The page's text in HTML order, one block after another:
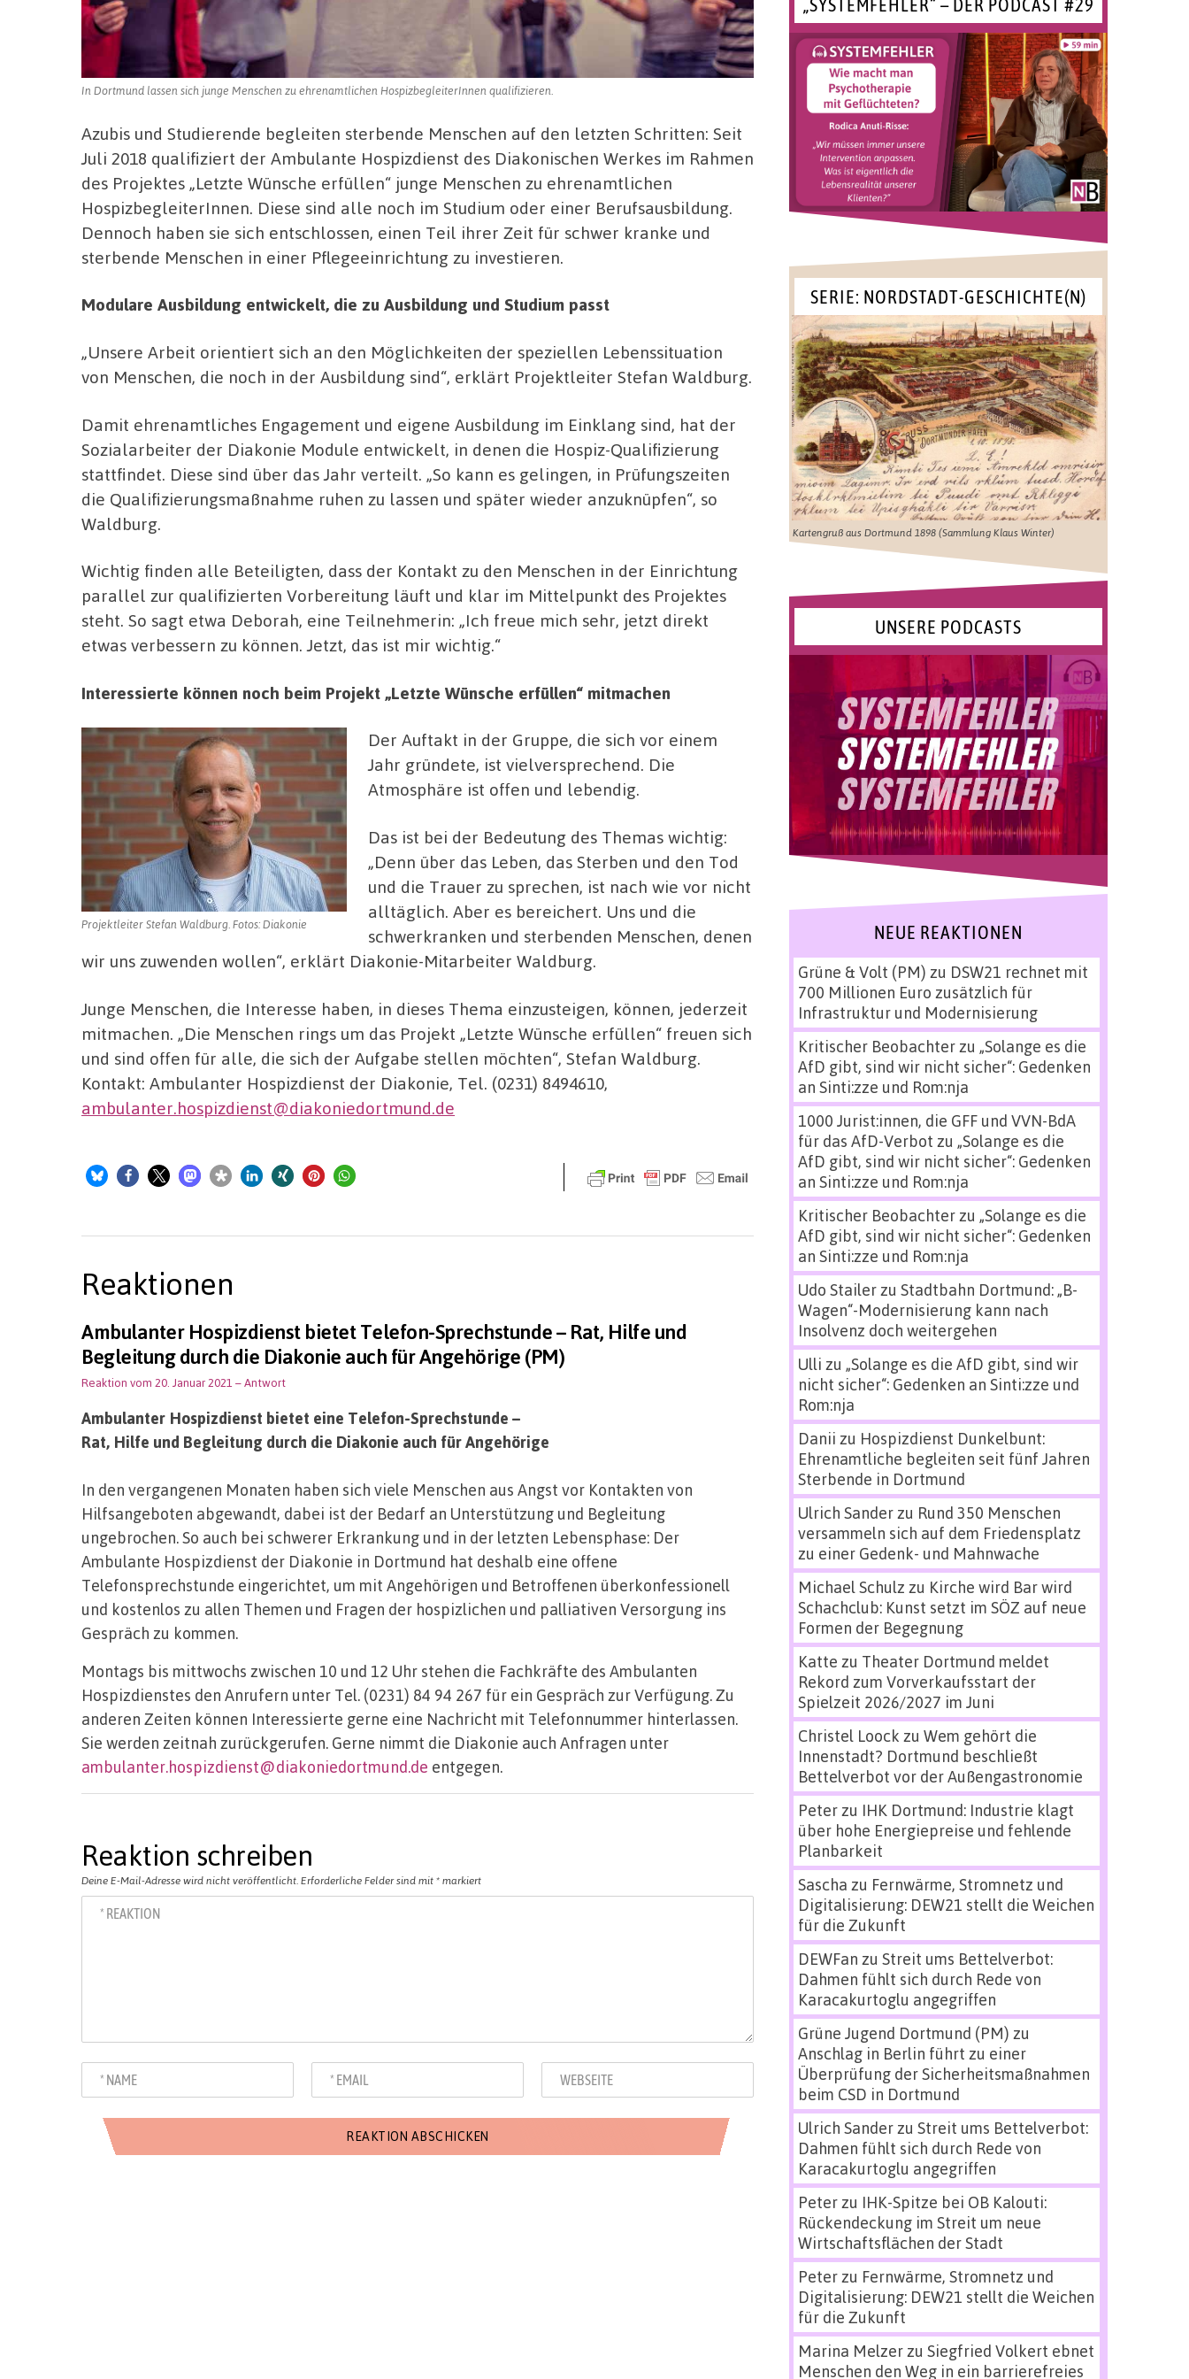
In Dortmund lassen sich junge Menschen zu ehrenamtlichen HospizbegleiterInnen qualifizieren.
Azubis und Studierende begleiten sterbende Menschen auf den letzten Schritten: Seit
Juli 2018 qualifiziert der Ambulante Hospizdienst des Diakonischen Werkes im Rahmen
des Projektes „Letzte Wünsche erfüllen“ junge Menschen zu ehrenamtlichen
HospizbegleiterInnen. Diese sind alle noch im Studium oder einer Berufsausbildung.
Dennoch haben sie sich entschlossen, einen Teil ihrer Zeit für schwer kranke und
sterbende Menschen in einer Pflegeeinrichtung zu investieren.
Modulare Ausbildung entwickelt, die zu Ausbildung und Studium passt
„Unsere Arbeit orientiert sich an den Möglichkeiten der speziellen Lebenssituation
von Menschen, die noch in der Ausbildung sind“, erklärt Projektleiter Stefan Waldburg.
Damit ehrenamtliches Engagement und eigene Ausbildung im Einklang sind, hat der
Sozialarbeiter der Diakonie Module entwickelt, in denen die Hospiz-Qualifizierung
stattfindet. Diese sind über das Jahr verteilt. „So kann es gelingen, in Prüfungszeiten
die Qualifizierungsmaßnahme ruhen zu lassen und später wieder anzuknüpfen“, so
Waldburg.
Wichtig finden alle Beteiligten, dass der Kontakt zu den Menschen in der Einrichtung
parallel zur qualifizierten Vorbereitung läuft und klar im Mittelpunkt des Projektes
steht. So sagt etwa Deborah, eine Teilnehmerin: „Ich freue mich sehr, jetzt direkt
etwas verbessern zu können. Jetzt, das ist mir wichtig.“
Interessierte können noch beim Projekt „Letzte Wünsche erfüllen“ mitmachen
Projektleiter Stefan Waldburg. Fotos: Diakonie
Der Auftakt in der Gruppe, die sich vor einem
Jahr gründete, ist vielversprechend. Die
Atmosphäre ist offen und lebendig.
Das ist bei der Bedeutung des Themas wichtig:
„Denn über das Leben, das Sterben und den Tod
und die Trauer zu sprechen, ist nach wie vor nicht
alltäglich. Aber es bereichert. Uns und die
schwerkranken und sterbenden Menschen, denen
wir uns zuwenden wollen“, erklärt Diakonie-Mitarbeiter Waldburg.
Junge Menschen, die Interesse haben, in dieses Thema einzusteigen, können, jederzeit
mitmachen. „Die Menschen rings um das Projekt „Letzte Wünsche erfüllen“ freuen sich
und sind offen für alle, die sich der Aufgabe stellen möchten“, Stefan Waldburg.
Kontakt: Ambulanter Hospizdienst der Diakonie, Tel. (0231) 8494610,
ambulanter.hospizdienst@diakoniedortmund.de
Reaktionen
Ambulanter Hospizdienst bietet Telefon-Sprechstunde – Rat, Hilfe und
Begleitung durch die Diakonie auch für Angehörige (PM)
Reaktion vom 20. Januar 2021 – Antwort
Ambulanter Hospizdienst bietet eine Telefon-Sprechstunde –
Rat, Hilfe und Begleitung durch die Diakonie auch für Angehörige
In den vergangenen Monaten haben sich viele Menschen aus Angst vor Kontakten von
Hilfsangeboten abgewandt, dabei ist der Bedarf an Unterstützung und Begleitung
ungebrochen. So auch bei schwerer Erkrankung und in der letzten Lebensphase: Der
Ambulante Hospizdienst der Diakonie in Dortmund hat deshalb eine offene
Telefonsprechstunde eingerichtet, um mit Angehörigen und Betroffenen überkonfessionell
und kostenlos zu allen Themen und Fragen der hospizlichen und palliativen Versorgung ins
Gespräch zu kommen.
Montags bis mittwochs zwischen 10 und 12 Uhr stehen die Fachkräfte des Ambulanten
Hospizdienstes den Anrufern unter Tel. (0231) 84 94 267 für ein Gespräch zur Verfügung. Zu
anderen Zeiten können Interessierte gerne eine Nachricht mit Telefonnummer hinterlassen.
Sie werden zeitnah zurückgerufen. Gerne nimmt die Diakonie auch Anfragen unter
ambulanter.hospizdienst@diakoniedortmund.de entgegen.
Reaktion schreiben
Deine E-Mail-Adresse wird nicht veröffentlicht. Erforderliche Felder sind mit * markiert
„SYSTEMFEHLER“ – DER PODCAST #29
SERIE: NORDSTADT-GESCHICHTE(N)
Kartengruß aus Dortmund 1898 (Sammlung Klaus Winter)
UNSERE PODCASTS
NEUE REAKTIONEN
Grüne & Volt (PM) zu DSW21 rechnet mit
700 Millionen Euro zusätzlich für
Infrastruktur und Modernisierung
Kritischer Beobachterzu „Solange es die
AfD gibt, sind wir nicht sicher“: Gedenken
an Sinti:zze und Rom:nja
1000 Jurist:innen, die GFF und VVN-BdA
für das AfD-Verbot zu „Solange es die
AfD gibt, sind wir nicht sicher“: Gedenken
an Sinti:zze und Rom:nja
Kritischer Beobachterzu „Solange es die
AfD gibt, sind wir nicht sicher“: Gedenken
an Sinti:zze und Rom:nja
Udo Stailerzu Stadtbahn Dortmund: „B-
Wagen“-Modernisierung kann nach
Insolvenz doch weitergehen
Ulli zu „Solange es die AfD gibt, sind wir
nicht sicher“: Gedenken an Sinti:zze und
Rom:nja
Danii zu Hospizdienst Dunkelbunt:
Ehrenamtliche begleiten seit fünf Jahren
Sterbende in Dortmund
Ulrich Sanderzu Rund 350 Menschen
versammeln sich auf dem Friedensplatz
zu einer Gedenk- und Mahnwache
Michael Schulz zu Kirche wird Bar wird
Schachclub: Kunst setzt im SÖZ auf neue
Formen der Begegnung
Katte zu Theater Dortmund meldet
Rekord zum Vorverkaufsstart der
Spielzeit 2026/2027 im Juni
Christel Loock zu Wem gehört die
Innenstadt? Dortmund beschließt
Bettelverbot vor der Außengastronomie
Peterzu IHK Dortmund: Industrie klagt
über hohe Energiepreise und fehlende
Planbarkeit
Sascha zu Fernwärme, Stromnetz und
Digitalisierung: DEW21 stellt die Weichen
für die Zukunft
DEWFan zu Streit ums Bettelverbot:
Dahmen fühlt sich durch Rede von
Karacakurtoglu angegriffen
Grüne Jugend Dortmund (PM) zu
Anschlag in Berlin führt zu einer
Überprüfung der Sicherheitsmaßnahmen
beim CSD in Dortmund
Ulrich Sanderzu Streit ums Bettelverbot:
Dahmen fühlt sich durch Rede von
Karacakurtoglu angegriffen
Peterzu IHK-Spitze bei OB Kalouti:
Rückendeckung im Streit um neue
Wirtschaftsflächen der Stadt
Peterzu Fernwärme, Stromnetz und
Digitalisierung: DEW21 stellt die Weichen
für die Zukunft
Marina Melzerzu Siegfried Volkert ebnet
Menschen den Weg in ein barrierefreies